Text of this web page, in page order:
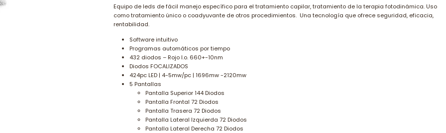
Equipo de leds de fácil manejo específico para el tratamiento capilar, tratamiento de la terapia fotodinámica. Uso
como tratamiento único o coadyuvante de otros procedimientos. Una tecnología que ofrece seguridad, eficacia,
rentabilidad.
Software intuitivo
Programas automáticos por tiempo
432 diodos – Rojo l.o. 660+-10nm
Diodos FOCALIZADOS
424pc LED | 4-5mw/pc | 1696mw -2120mw
5 Pantallas
Pantalla Superior 144 Diodos
Pantalla Frontal 72 Diodos
Pantalla Trasera 72 Diodos
Pantalla Lateral Izquierda 72 Diodos
Pantalla Lateral Derecha 72 Diodos